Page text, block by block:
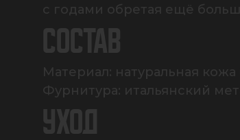
с годами обретая ещё
СОСТАВ
Материал: натуральная кожа
Фурнитура: итальянский
УХОД